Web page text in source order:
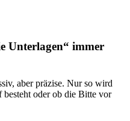
Unterlagen“ immer
aber präzise. Nur so wird
oder ob die Bitte vor